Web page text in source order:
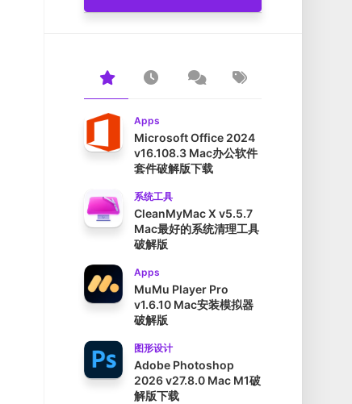
Apps
Microsoft Office 2024
v16.108.3 Mac办公软件
套件破解版下载
系统工具
CleanMyMac X v5.5.7
Mac最好的系统清理工具
破解版
Apps
MuMu Player Pro
v1.6.10 Mac安装模拟器
破解版
图形设计
Adobe Photoshop
2026 v27.8.0 Mac M1破
解版下载